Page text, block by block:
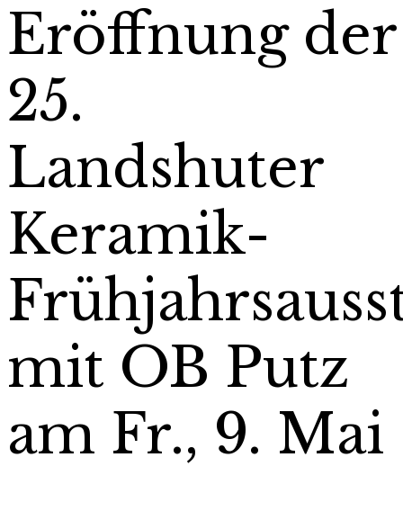
Eröffnung der
25.
Landshuter
Keramik-
mit OB Putz
am Fr., 9. Mai